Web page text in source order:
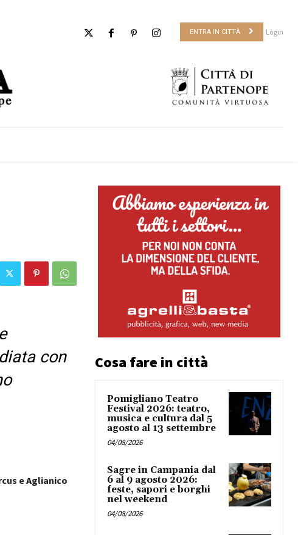
ENTRA IN CITTÀ Login
con
e Aglianico
Cosa fare in città
Pomigliano Teatro
Festival 2026: teatro,
musica e cultura dal 5
agosto al 13 settembre
04/08/2026
Sagre in Campania dal
6 al 9 agosto 2026:
feste, sapori e borghi
nel weekend
04/08/2026